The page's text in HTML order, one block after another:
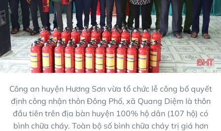
Công an huyện Hương Sơn vừa tổ chức lễ công bố quyết
định công nhận thôn Đông Phố, xã Quang Diệm là thôn
đầu tiên trên địa bàn huyện 100% hộ dân (107 hộ) có
bình chữa cháy. Toàn bộ số bình chữa cháy trị giá hơn